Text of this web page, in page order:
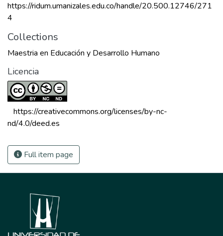
https://ridum.umanizales.edu.co/handle/20.500.12746/271
4
Collections
Maestria en Educación y Desarrollo Humano
Licencia
https://creativecommons.org/licenses/by-nc-
nd/4.0/deed.es
Full item page